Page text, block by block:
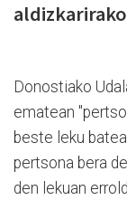
Donostiako
ematean
beste leku
pertsona bera
den lekuan